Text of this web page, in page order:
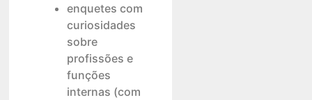
enquetes com
curiosidades
sobre
profissões e
funções
internas (com